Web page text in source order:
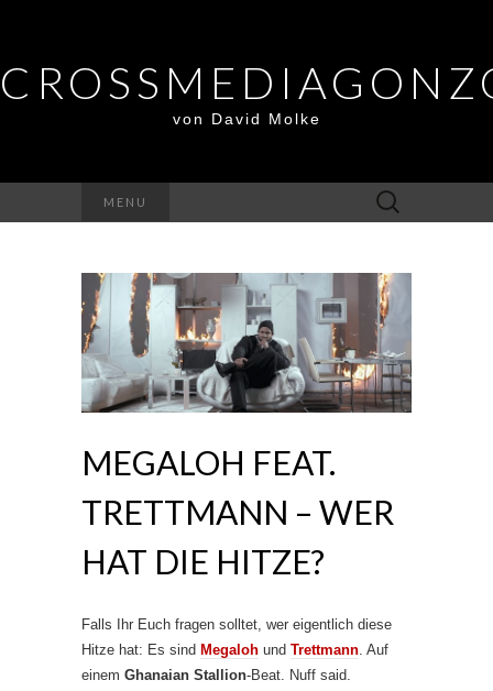
von David Molke
MENU
Suche
nach:
MEGALOH FEAT.
TRETTMANN – WER
HAT DIE HITZE?
Falls Ihr Euch fragen solltet, wer eigentlich diese
Hitze hat: Es sind Megaloh und Trettmann. Auf
einem Ghanaian Stallion-Beat. Nuff said.